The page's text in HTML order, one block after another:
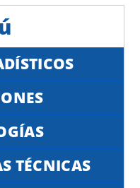
TÉCNICAS